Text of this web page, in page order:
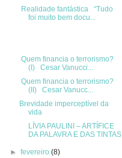
Realidade fantástica “Tudo
foi muito bem docu...
Quem financia o terrorismo?
(I) Cesar Vanucci...
Quem financia o terrorismo?
(II) Cesar Vanucc...
Brevidade imperceptível da
vida
LÍVIA PAULINI – ARTÍFICE
DA PALAVRA E DAS TINTAS
►fevereiro(8)